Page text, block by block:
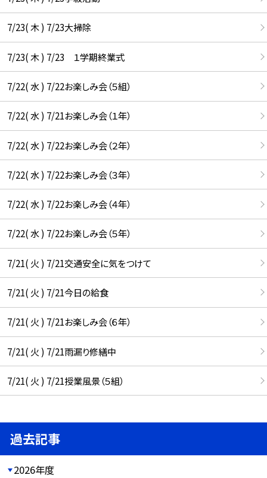
7/23( 木 ) 7/23大掃除
7/23( 木 ) 7/23 １学期終業式
7/22( 水 ) 7/22お楽しみ会（５組）
7/22( 水 ) 7/21お楽しみ会（１年）
7/22( 水 ) 7/22お楽しみ会（２年）
7/22( 水 ) 7/22お楽しみ会（３年）
7/22( 水 ) 7/22お楽しみ会（４年）
7/22( 水 ) 7/22お楽しみ会（５年）
7/21( 火 ) 7/21交通安全に気をつけて
7/21( 火 ) 7/21今日の給食
7/21( 火 ) 7/21お楽しみ会（６年）
7/21( 火 ) 7/21雨漏り修繕中
7/21( 火 ) 7/21授業風景（５組）
過去記事
2026年度